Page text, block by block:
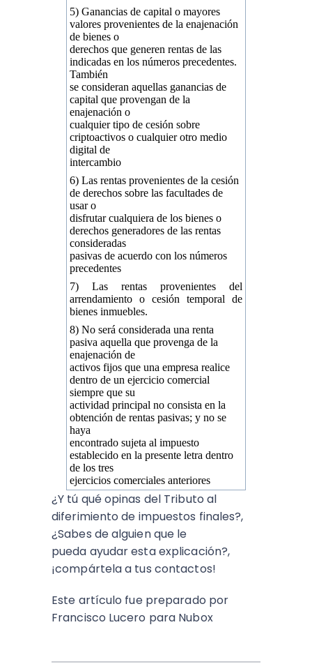
5) Ganancias de capital o mayores
valores provenientes de la enajenación
de bienes o
derechos que generen rentas de las
indicadas en los números precedentes.
También
se consideran aquellas ganancias de
capital que provengan de la
enajenación o
cualquier tipo de cesión sobre
criptoactivos o cualquier otro medio
digital de
intercambio
6) Las rentas provenientes de la cesión
de derechos sobre las facultades de
usar o
disfrutar cualquiera de los bienes o
derechos generadores de las rentas
consideradas
pasivas de acuerdo con los números
precedentes
7) Las rentas provenientes del
arrendamiento o cesión temporal de
bienes inmuebles.
8) No será considerada una renta
pasiva aquella que provenga de la
enajenación de
activos fijos que una empresa realice
dentro de un ejercicio comercial
siempre que su
actividad principal no consista en la
obtención de rentas pasivas; y no se
haya
encontrado sujeta al impuesto
establecido en la presente letra dentro
de los tres
ejercicios comerciales anteriores
¿Y tú qué opinas del Tributo al
diferimiento de impuestos finales?,
¿Sabes de alguien que le
pueda ayudar esta explicación?,
¡compártela a tus contactos!
Este artículo fue preparado por
Francisco Lucero para Nubox